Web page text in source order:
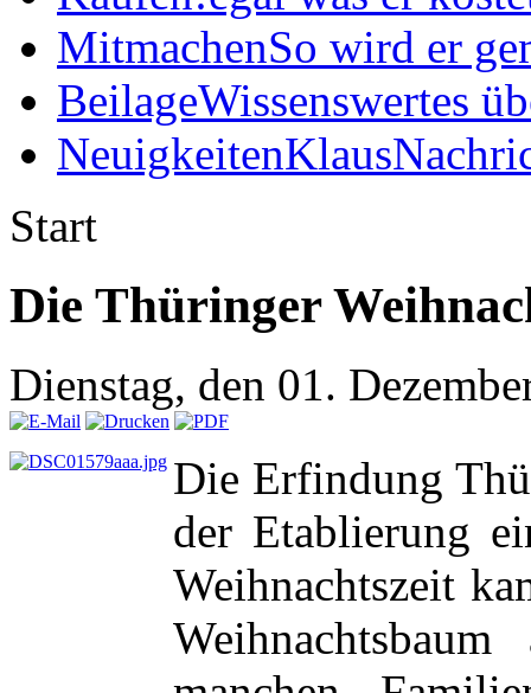
MitmachenSo wird er
BeilageWissenswertes
Neuigkeiten
Start
Die Thüringer
Dienstag, den 01.
Die Erfindung
der Etablierung
Weihnachtszeit